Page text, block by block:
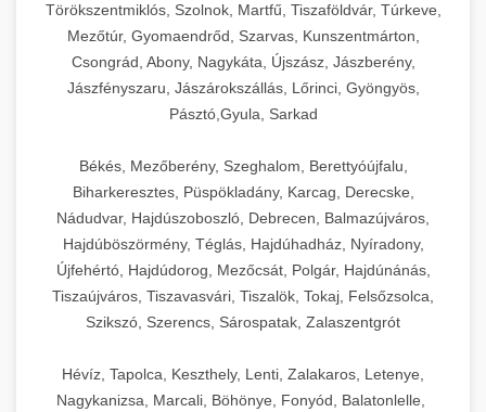
Törökszentmiklós, Szolnok, Martfű, Tiszaföldvár, Túrkeve,
Mezőtúr, Gyomaendrőd, Szarvas, Kunszentmárton,
Csongrád, Abony, Nagykáta, Újszász, Jászberény,
Jászfényszaru, Jászárokszállás, Lőrinci, Gyöngyös,
Pásztó,Gyula, Sarkad
Békés, Mezőberény, Szeghalom, Berettyóújfalu,
Biharkeresztes, Püspökladány, Karcag, Derecske,
Nádudvar, Hajdúszoboszló, Debrecen, Balmazújváros,
Hajdúböszörmény, Téglás, Hajdúhadház, Nyíradony,
Újfehértó, Hajdúdorog, Mezőcsát, Polgár, Hajdúnánás,
Tiszaújváros, Tiszavasvári, Tiszalök, Tokaj, Felsőzsolca,
Szikszó, Szerencs, Sárospatak, Zalaszentgrót
Hévíz, Tapolca, Keszthely, Lenti, Zalakaros, Letenye,
Nagykanizsa, Marcali, Böhönye, Fonyód, Balatonlelle,